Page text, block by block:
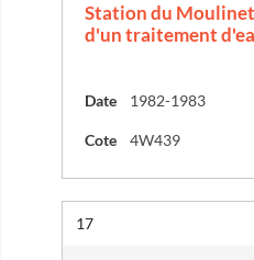
Station du Moulinet
d'un traitement
Date 1982-1983
Cote 4W439
Résultat n°
17